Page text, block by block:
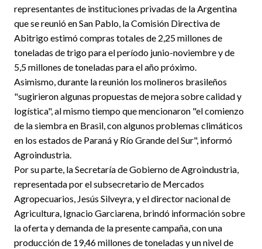
representantes de instituciones privadas de la Argentina
que se reunió en San Pablo, la Comisión Directiva de
Abitrigo estimó compras totales de 2,25 millones de
toneladas de trigo para el período junio-noviembre y de
5,5 millones de toneladas para el año próximo.
Asimismo, durante la reunión los molineros brasileños
"sugirieron algunas propuestas de mejora sobre calidad y
logística", al mismo tiempo que mencionaron "el comienzo
de la siembra en Brasil, con algunos problemas climáticos
en los estados de Paraná y Río Grande del Sur", informó
Agroindustria.
Por su parte, la Secretaría de Gobierno de Agroindustria,
representada por el subsecretario de Mercados
Agropecuarios, Jesús Silveyra, y el director nacional de
Agricultura, Ignacio Garciarena, brindó información sobre
la oferta y demanda de la presente campaña, con una
producción de 19,46 millones de toneladas y un nivel de